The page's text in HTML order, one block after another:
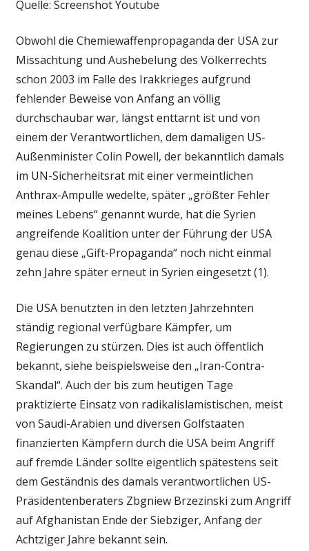
Quelle: Screenshot Youtube
Obwohl die Chemiewaffenpropaganda der USA zur
Missachtung und Aushebelung des Völkerrechts
schon 2003 im Falle des Irakkrieges aufgrund
fehlender Beweise von Anfang an völlig
durchschaubar war, längst enttarnt ist und von
einem der Verantwortlichen, dem damaligen US-
Außenminister Colin Powell, der bekanntlich damals
im UN-Sicherheitsrat mit einer vermeintlichen
Anthrax-Ampulle wedelte, später „größter Fehler
meines Lebens“ genannt wurde, hat die Syrien
angreifende Koalition unter der Führung der USA
genau diese „Gift-Propaganda“ noch nicht einmal
zehn Jahre später erneut in Syrien eingesetzt (1).
Die USA benutzten in den letzten Jahrzehnten
ständig regional verfügbare Kämpfer, um
Regierungen zu stürzen. Dies ist auch öffentlich
bekannt, siehe beispielsweise den „Iran-Contra-
Skandal“. Auch der bis zum heutigen Tage
praktizierte Einsatz von radikalislamistischen, meist
von Saudi-Arabien und diversen Golfstaaten
finanzierten Kämpfern durch die USA beim Angriff
auf fremde Länder sollte eigentlich spätestens seit
dem Geständnis des damals verantwortlichen US-
Präsidentenberaters Zbgniew Brzezinski zum Angriff
auf Afghanistan Ende der Siebziger, Anfang der
Achtziger Jahre bekannt sein.